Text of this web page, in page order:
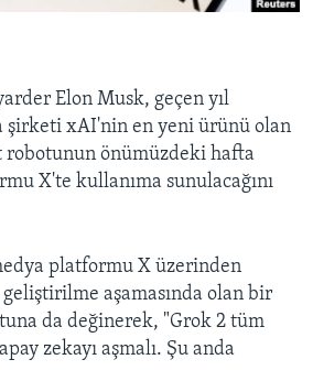
Elon Musk, geçen yıl
şirketi xAI'nin en yeni ürünü olan
robotunun önümüzdeki hafta
X'te kullanıma sunulacağını
platformu X üzerinden
geliştirilme aşamasında olan bir
da değinerek, "Grok 2 tüm
zekayı aşmalı. Şu anda